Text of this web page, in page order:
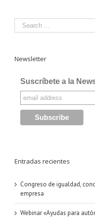
Newsletter
Suscríbete a la
Entradas recientes
Congreso de igualdad,
empresa
Webinar «Ayudas para